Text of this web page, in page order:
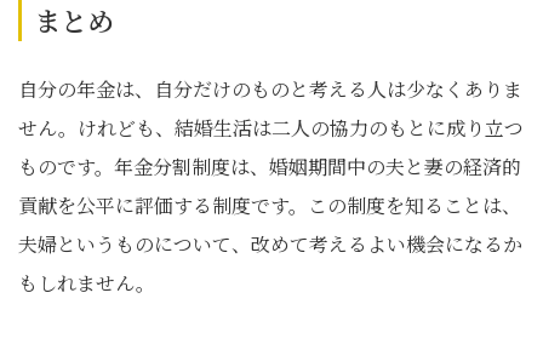
まとめ
自分の年金は、自分だけのものと考える人は少なくありま
せん。けれども、結婚生活は二人の協力のもとに成り立つ
ものです。年金分割制度は、婚姻期間中の夫と妻の経済的
貢献を公平に評価する制度です。この制度を知ることは、
夫婦というものについて、改めて考えるよい機会になるか
もしれません。